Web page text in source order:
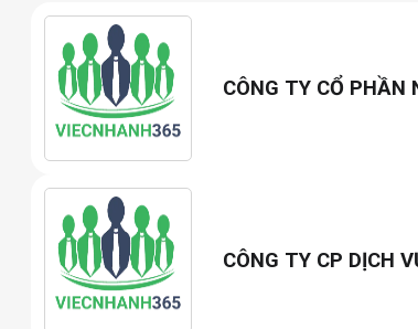
CÔNG TY CỔ PHẦN
CÔNG TY CP DỊCH